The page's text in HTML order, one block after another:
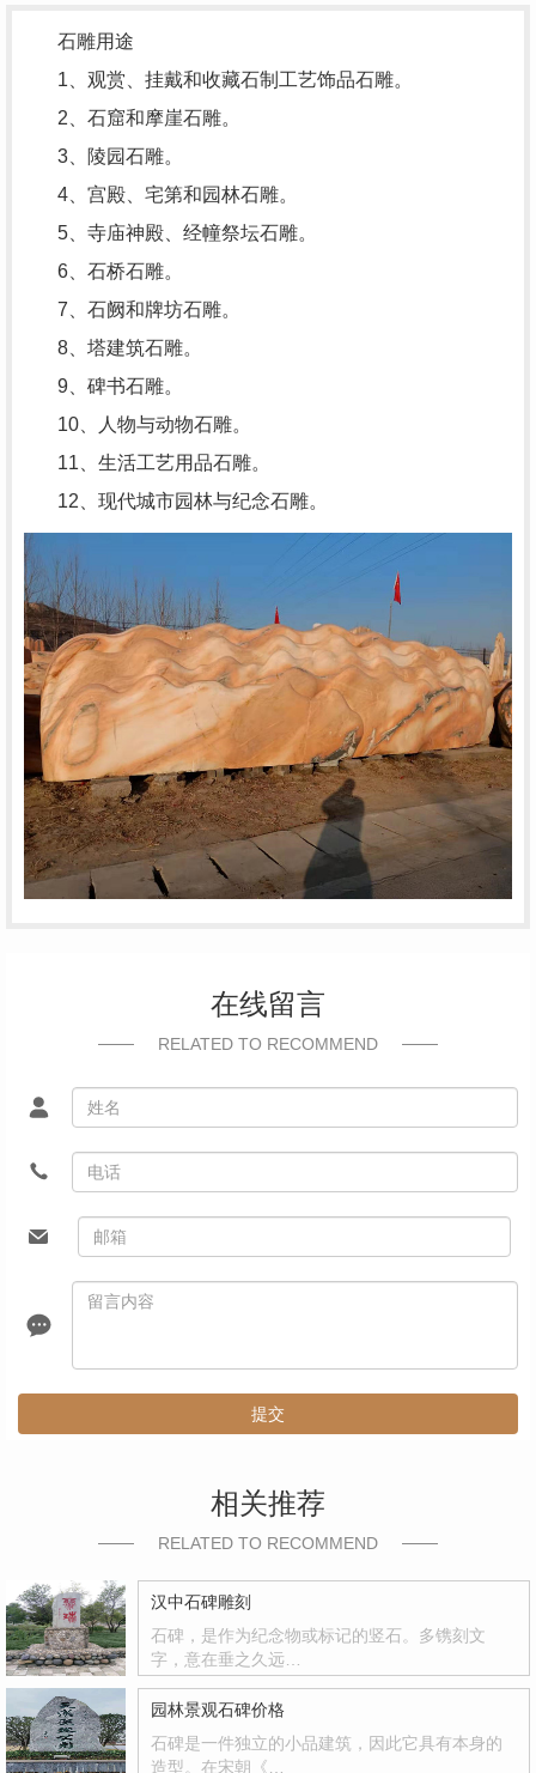
石雕用途
1、观赏、挂戴和收藏石制工艺饰品石雕。
2、石窟和摩崖石雕。
3、陵园石雕。
4、宫殿、宅第和园林石雕。
5、寺庙神殿、经幢祭坛石雕。
6、石桥石雕。
7、石阙和牌坊石雕。
8、塔建筑石雕。
9、碑书石雕。
10、人物与动物石雕。
11、生活工艺用品石雕。
12、现代城市园林与纪念石雕。
在线留言
RELATED TO RECOMMEND
提交
相关推荐
RELATED TO RECOMMEND
汉中石碑雕刻
石碑，是作为纪念物或标记的竖石。多镌刻文
字，意在垂之久远…
园林景观石碑价格
石碑是一件独立的小品建筑，因此它具有本身的
造型。在宋朝《…